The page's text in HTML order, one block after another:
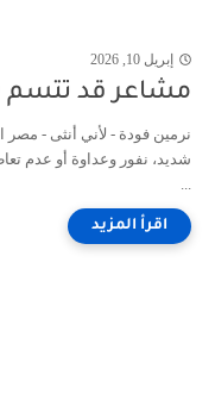
إبريل 10, 2026
مشاعر قد تتسم
نرمين فودة - لأني أنثى - مصر
شديد، نفور وعداوة أو عدم